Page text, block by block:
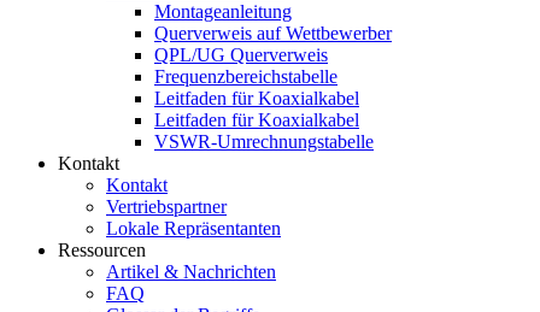
Montageanleitung
Querverweis auf Wettbewerber
QPL/UG Querverweis
Frequenzbereichstabelle
Leitfaden für Koaxialkabel
Leitfaden für Koaxialkabel
VSWR-Umrechnungstabelle
Kontakt
Kontakt
Vertriebspartner
Lokale Repräsentanten
Ressourcen
Artikel & Nachrichten
FAQ